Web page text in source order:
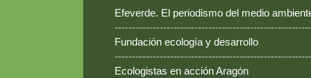
Efeverde. El periodismo del medio
Fundación ecología y desarrollo
Ecologistas en acción Aragón